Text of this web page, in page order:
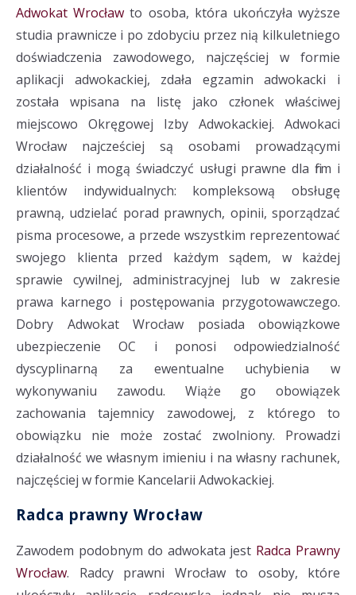
Adwokat Wrocław to osoba, która ukończyła wyższe
studia prawnicze i po zdobyciu przez nią kilkuletniego
doświadczenia zawodowego, najczęściej w formie
aplikacji adwokackiej, zdała egzamin adwokacki i
została wpisana na listę jako członek właściwej
miejscowo Okręgowej Izby Adwokackiej. Adwokaci
Wrocław najcześciej są osobami prowadzącymi
działalność i mogą świadczyć usługi prawne dla firm i
klientów indywidualnych: kompleksową obsługę
prawną, udzielać porad prawnych, opinii, sporządzać
pisma procesowe, a przede wszystkim reprezentować
swojego klienta przed każdym sądem, w każdej
sprawie cywilnej, administracyjnej lub w zakresie
prawa karnego i postępowania przygotowawczego.
Dobry Adwokat Wrocław posiada obowiązkowe
ubezpieczenie OC i ponosi odpowiedzialność
dyscyplinarną za ewentualne uchybienia w
wykonywaniu zawodu. Wiąże go obowiązek
zachowania tajemnicy zawodowej, z którego to
obowiązku nie może zostać zwolniony. Prowadzi
działalność we własnym imieniu i na własny rachunek,
najczęściej w formie Kancelarii Adwokackiej.
Radca prawny Wrocław
Zawodem podobnym do adwokata jest Radca Prawny
Wrocław. Radcy prawni Wrocław to osoby, które